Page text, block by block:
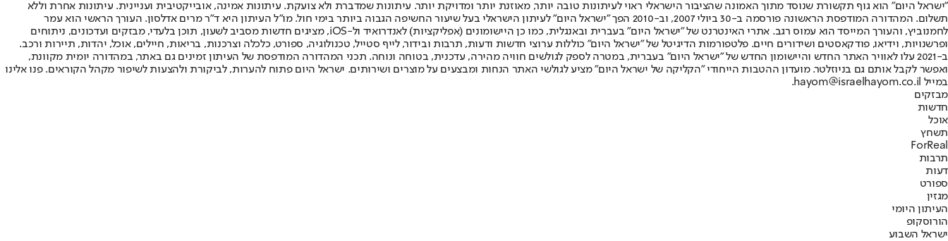
"ישראל היום" הוא גוף תקשורת שנוסד מתוך האמונה שהציבור הישראלי ראוי לעיתונות טובה יותר, מאוזנת יותר ומדויקת יותר. עיתונות שמדברת ולא צועקת. עיתונות אמינה, אובייקטיבית ועניינית. עיתונות אחרת וללא
תשלום. המהדורה המודפסת הראשונה פורסמה ב-30 ביולי 2007, וב-2010 הפך "ישראל היום" לעיתון הישראלי בעל שיעור החשיפה הגבוה ביותר בימי חול. מו"ל העיתון היא ד"ר מרים אדלסון. העורך הראשי הוא עמר
לחמנוביץ, והעורך המייסד הוא עמוס רגב. אתרי האינטרנט של "ישראל היום" בעברית ובאנגלית, כמו כן היישומונים (אפליקציות) לאנדרואיד ול-iOS, מציגים חדשות מסביב לשעון, תוכן בלעדי, מבזקים ועדכונים, ניתוחים
ופרשנויות, וידיאו, פודקאסטים ושידורים חיים. פלטפורמות הדיגיטל של "ישראל היום" כוללות ערוצי חדשות ודעות, תרבות ובידור, לייף סטייל, טכנולוגיה, ספורט, כלכלה וצרכנות, בריאות, חיילים, אוכל, יהדות, תיירות ורכב.
ב-2021 עלו לאוויר האתר החדש והיישומון החדש של "ישראל היום" בעברית, במטרה לספק לגולשים חוויה מהירה, עדכנית, בטוחה ונוחה. תכני המהדורה המודפסת של העיתון זמינים גם באתר, במהדורה יומית מקוונת,
ואפשר לקבל אותם גם בניוזלטר. מועדון ההטבות הייחודי "הקליקה של ישראל היום" מציע לגולשי האתר הנחות ומבצעים על מוצרים ושירותים. ישראל היום פתוח להערות, לביקורת ולהצעות לשיפור מקהל הקוראים. פנו אלינו
במייל hayom@israelhayom.co.il.
מבזקים
חדשות
אוכל
תשחץ
ForReal
תרבות
דעות
ספורט
מגזין
העיתון היומי
הורוסקופ
ישראל השבוע